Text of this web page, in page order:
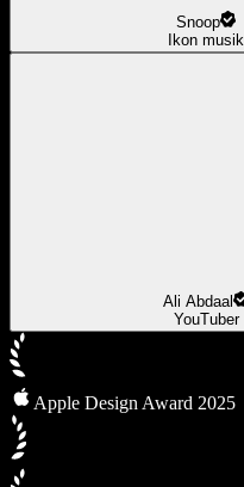
Snoop
Ikon musik
Ali Abdaal
YouTuber
Apple Design Award 2025